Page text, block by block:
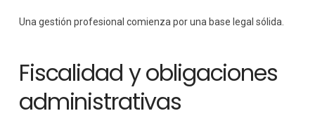
Una gestión profesional comienza por una base legal sólida.
Fiscalidad y obligaciones
administrativas